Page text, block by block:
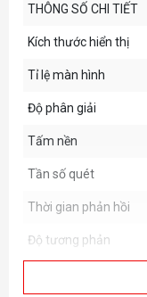
THÔNG SỐ CHI TIẾT
Kích thước hiển thị
Tỉ lệ màn hình
Độ phân giải
Tấm nền
Tần số quét
Thời gian phản hồi
Độ tương phản